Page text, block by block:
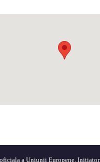
a Uniunii Europene.